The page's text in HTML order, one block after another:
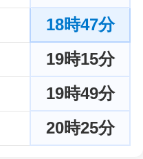
18時47分
19時15分
19時49分
20時25分